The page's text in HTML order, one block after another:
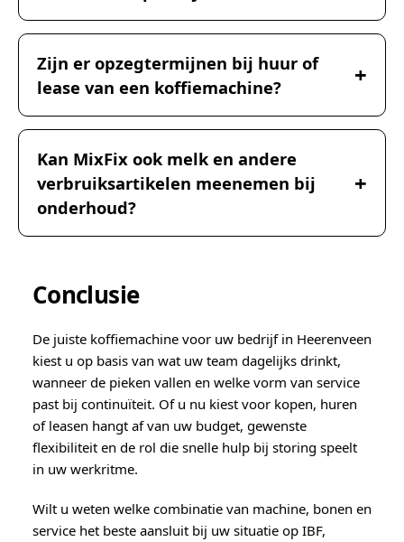
Zijn er opzegtermijnen bij huur of
lease van een koffiemachine?
Kan MixFix ook melk en andere
verbruiksartikelen meenemen bij
onderhoud?
Conclusie
De juiste koffiemachine voor uw bedrijf in Heerenveen
kiest u op basis van wat uw team dagelijks drinkt,
wanneer de pieken vallen en welke vorm van service
past bij continuïteit. Of u nu kiest voor kopen, huren
of leasen hangt af van uw budget, gewenste
flexibiliteit en de rol die snelle hulp bij storing speelt
in uw werkritme.
Wilt u weten welke combinatie van machine, bonen en
service het beste aansluit bij uw situatie op IBF,